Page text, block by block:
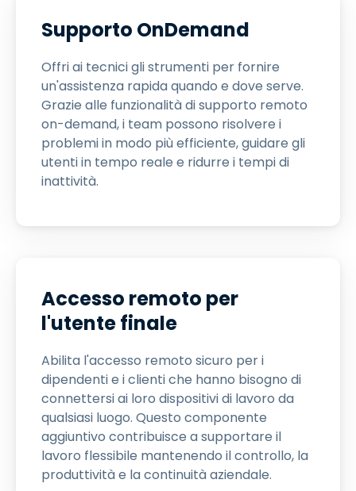
Supporto OnDemand
Offri ai tecnici gli strumenti per fornire
un'assistenza rapida quando e dove serve.
Grazie alle funzionalità di supporto remoto
on-demand, i team possono risolvere i
problemi in modo più efficiente, guidare gli
utenti in tempo reale e ridurre i tempi di
inattività.
Accesso remoto per
l'utente finale
Abilita l'accesso remoto sicuro per i
dipendenti e i clienti che hanno bisogno di
connettersi ai loro dispositivi di lavoro da
qualsiasi luogo. Questo componente
aggiuntivo contribuisce a supportare il
lavoro flessibile mantenendo il controllo, la
produttività e la continuità aziendale.